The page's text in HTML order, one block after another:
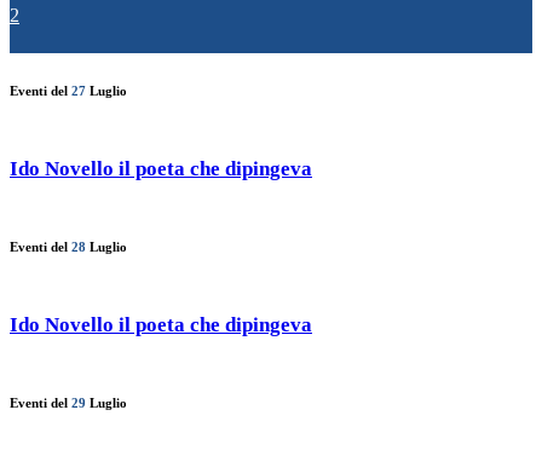
2
Eventi del 27 Luglio
Ido Novello il poeta che dipingeva
Eventi del 28 Luglio
Ido Novello il poeta che dipingeva
Eventi del 29 Luglio